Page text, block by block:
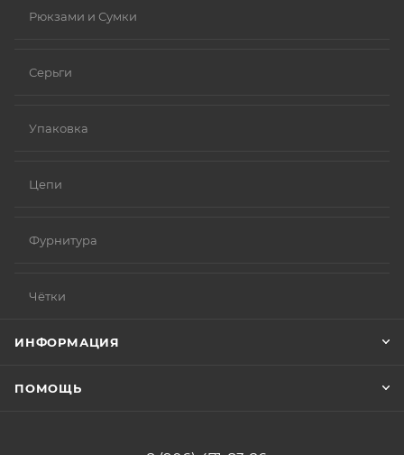
Рюкзами и Сумки
Серьги
Упаковка
Цепи
Фурнитура
Чётки
ИНФОРМАЦИЯ
ПОМОЩЬ